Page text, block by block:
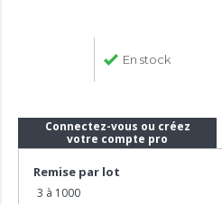
En stock
Connectez-vous ou créez
votre compte pro
Remise par lot
3 à 1000